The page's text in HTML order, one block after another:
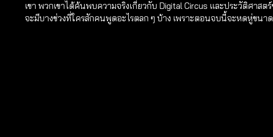
เขา พวกเขาได้ค้นพบความจริงเกี่ยวกับ Digital Circus และประวัติศา
จะมีบางช่วงที่ใครสักคนพูดอะไรตลก ๆ บ้าง เพราะตอนจบนี้จะหดหู่ขนา